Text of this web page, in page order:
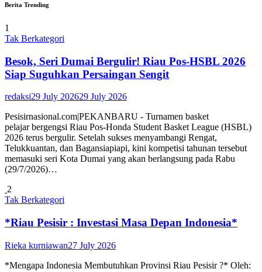
Berita Trending
1
Tak Berkategori
Besok, Seri Dumai Bergulir! Riau Pos-HSBL 2026
Siap Suguhkan Persaingan Sengit
redaksi29 July 202629 July 2026
Pesisirnasional.com|PEKANBARU - Turnamen basket
pelajar bergengsi Riau Pos-Honda Student Basket League (HSBL)
2026 terus bergulir. Setelah sukses menyambangi Rengat,
Telukkuantan, dan Bagansiapiapi, kini kompetisi tahunan tersebut
memasuki seri Kota Dumai yang akan berlangsung pada Rabu
(29/7/2026)…
2
Tak Berkategori
*Riau Pesisir : Investasi Masa Depan Indonesia*
Rieka kurniawan27 July 2026
*Mengapa Indonesia Membutuhkan Provinsi Riau Pesisir ?* Oleh: